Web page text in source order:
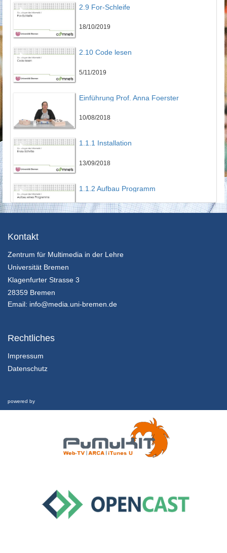
2.9 For-Schleife
18/10/2019
2.10 Code lesen
5/11/2019
Einführung Prof. Anna Foerster
10/08/2018
1.1.1 Installation
13/09/2018
1.1.2 Aufbau Programm
13/09/2018
13/09/2018
1.4.2 Funktionen ohne Übergabewert
Kontakt
Zentrum für Multimedia in der Lehre
Universität Bremen
Klagenfurter Strasse 3
28359 Bremen
Email: info@media.uni-bremen.de
Rechtliches
Impressum
Datenschutz
powered by